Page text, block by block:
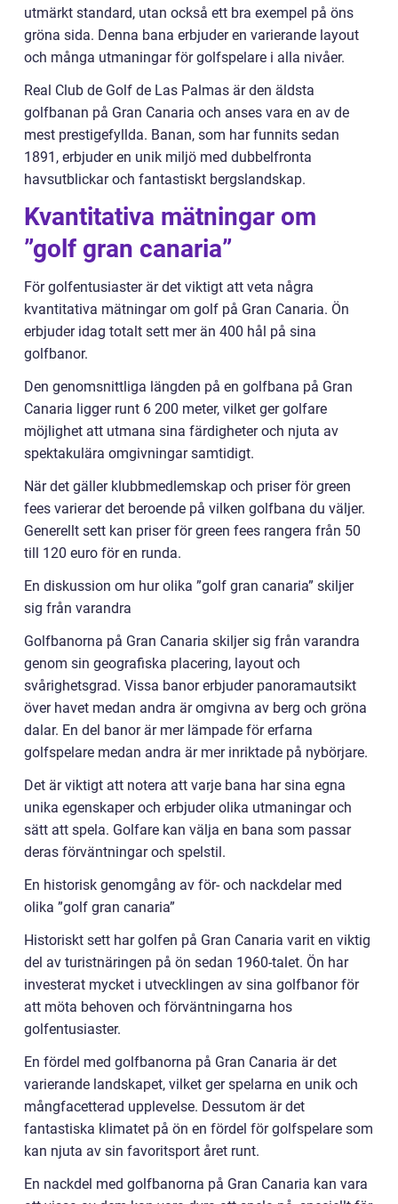
utmärkt standard, utan också ett bra exempel på öns
gröna sida. Denna bana erbjuder en varierande layout
och många utmaningar för golfspelare i alla nivåer.
Real Club de Golf de Las Palmas är den äldsta
golfbanan på Gran Canaria och anses vara en av de
mest prestigefyllda. Banan, som har funnits sedan
1891, erbjuder en unik miljö med dubbelfronta
havsutblickar och fantastiskt bergslandskap.
Kvantitativa mätningar om
”golf gran canaria”
För golfentusiaster är det viktigt att veta några
kvantitativa mätningar om golf på Gran Canaria. Ön
erbjuder idag totalt sett mer än 400 hål på sina
golfbanor.
Den genomsnittliga längden på en golfbana på Gran
Canaria ligger runt 6 200 meter, vilket ger golfare
möjlighet att utmana sina färdigheter och njuta av
spektakulära omgivningar samtidigt.
När det gäller klubbmedlemskap och priser för green
fees varierar det beroende på vilken golfbana du väljer.
Generellt sett kan priser för green fees rangera från 50
till 120 euro för en runda.
En diskussion om hur olika ”golf gran canaria” skiljer
sig från varandra
Golfbanorna på Gran Canaria skiljer sig från varandra
genom sin geografiska placering, layout och
svårighetsgrad. Vissa banor erbjuder panoramautsikt
över havet medan andra är omgivna av berg och gröna
dalar. En del banor är mer lämpade för erfarna
golfspelare medan andra är mer inriktade på nybörjare.
Det är viktigt att notera att varje bana har sina egna
unika egenskaper och erbjuder olika utmaningar och
sätt att spela. Golfare kan välja en bana som passar
deras förväntningar och spelstil.
En historisk genomgång av för- och nackdelar med
olika ”golf gran canaria”
Historiskt sett har golfen på Gran Canaria varit en viktig
del av turistnäringen på ön sedan 1960-talet. Ön har
investerat mycket i utvecklingen av sina golfbanor för
att möta behoven och förväntningarna hos
golfentusiaster.
En fördel med golfbanorna på Gran Canaria är det
varierande landskapet, vilket ger spelarna en unik och
mångfacetterad upplevelse. Dessutom är det
fantastiska klimatet på ön en fördel för golfspelare som
kan njuta av sin favoritsport året runt.
En nackdel med golfbanorna på Gran Canaria kan vara